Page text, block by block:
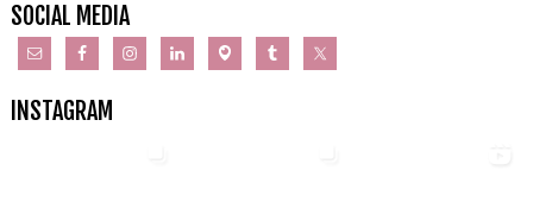
SOCIAL MEDIA
INSTAGRAM